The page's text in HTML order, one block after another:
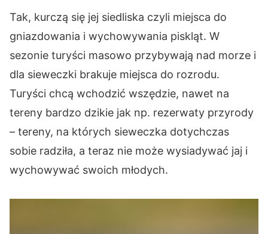
Tak, kurczą się jej siedliska czyli miejsca do
gniazdowania i wychowywania piskląt. W
sezonie turyści masowo przybywają nad morze i
dla sieweczki brakuje miejsca do rozrodu.
Turyści chcą wchodzić wszędzie, nawet na
tereny bardzo dzikie jak np. rezerwaty przyrody
– tereny, na których sieweczka dotychczas
sobie radziła, a teraz nie może wysiadywać jaj i
wychowywać swoich młodych.